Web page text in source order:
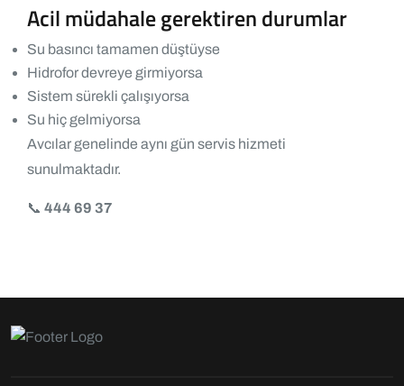
Acil müdahale gerektiren durumlar
Su basıncı tamamen düştüyse
Hidrofor devreye girmiyorsa
Sistem sürekli çalışıyorsa
Su hiç gelmiyorsa
Avcılar genelinde aynı gün servis hizmeti
sunulmaktadır.
📞 444 69 37